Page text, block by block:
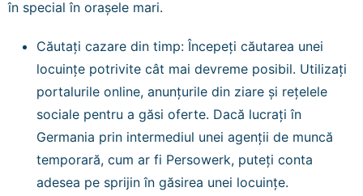
în special în orașele mari.
Căutați cazare din timp: Începeți căutarea unei
locuințe potrivite cât mai devreme posibil. Utilizați
portalurile online, anunțurile din ziare și rețelele
sociale pentru a găsi oferte. Dacă lucrați în
Germania prin intermediul unei agenții de muncă
temporară, cum ar fi Persowerk, puteți conta
adesea pe sprijin în găsirea unei locuințe.